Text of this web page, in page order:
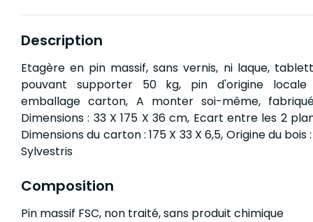
Description
Etagère en pin massif, sans vernis, ni laque,
pouvant supporter 50 kg, pin d'origine locale
emballage carton, A monter soi-même,
Dimensions : 33 X 175 X 36 cm, Ecart entre les 2
Dimensions du carton : 175 X 33 X 6,5, Origine du bois
Sylvestris
Composition
Pin massif FSC, non traité, sans produit chimique